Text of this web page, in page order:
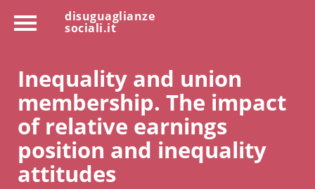
disuguaglianze
sociali.it
Inequality and union
membership. The impact
of relative earnings
position and inequality
attitudes